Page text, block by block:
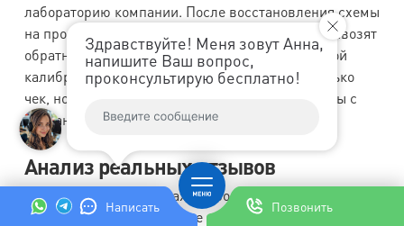
Написать Позвонить
Здравствуйте! Меня зовут Анна,
напишите Ваш вопрос,
проконсультирую бесплатно!
лабораторию компании. После восстановления схемы
на профессиональном оборудовании деталь привозят
обратно и устанавливают в плиту с обязательной
калибровкой сенсоров. Клиент получает не только
чек, но и подробный акт технической экспертизы с
описанием замененных радиодеталей.
Анализ реальных отзывов
На профильных форумах и отзовиках «Айсберг»
хвалят именно за спасение дорогостоящей техники.